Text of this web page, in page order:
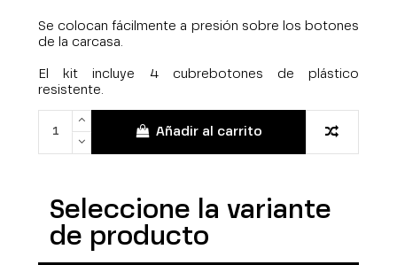
Se colocan fácilmente a presión sobre los botones
de la carcasa.
El kit incluye 4 cubrebotones de plástico
resistente.
Añadir al carrito
Seleccione la variante
de producto